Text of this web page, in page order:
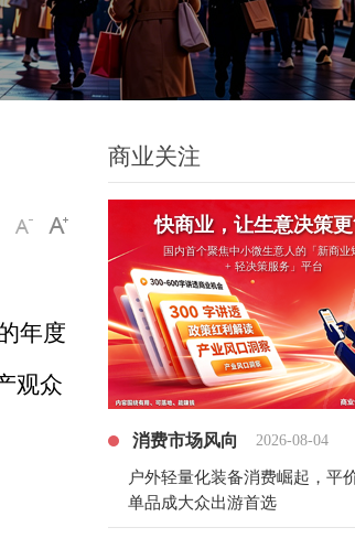
年度
观众
商业关注
快商业，让生意决策
国内首个聚焦中小微生意人的「新商业
+ 轻决策服务」平台
消费市场风向 2026-08-04
户外轻量化装备消费崛起，平
单品成大众出游首选